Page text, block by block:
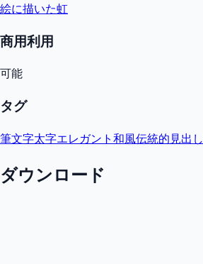
絵に描いた虹
商用利用
可能
タグ
筆文字太字エレガント 和風伝統的 見出し
ダウンロード